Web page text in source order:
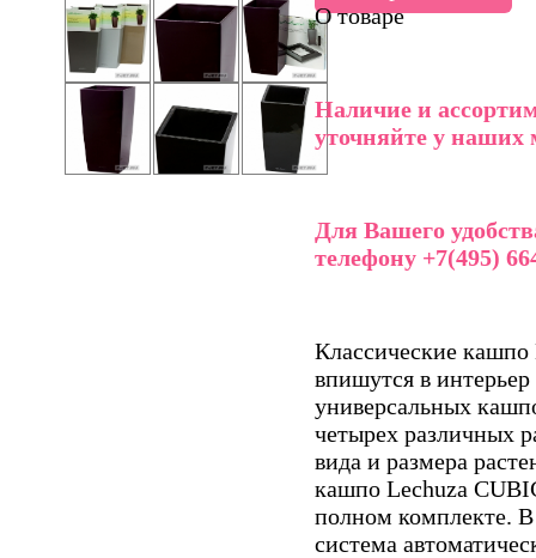
О товаре
Наличие и
уточняйте у наших
Для Вашего
телефону +7(495)
Классические
впишутся в
универсальных
четырех различных
вида и размера
кашпо Lechuza
полном комплекте. В
система